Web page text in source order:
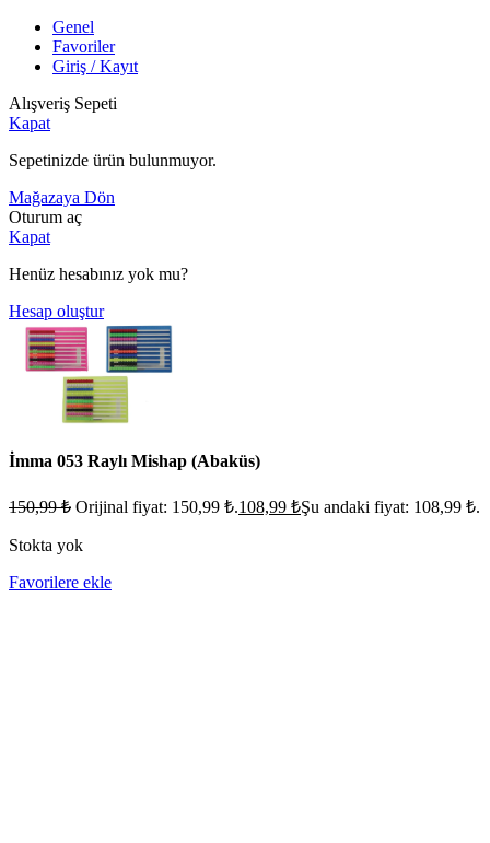
Genel
Favoriler
Giriş / Kayıt
Alışveriş Sepeti
Kapat
Sepetinizde ürün bulunmuyor.
Mağazaya Dön
Oturum aç
Kapat
Henüz hesabınız yok mu?
Hesap oluştur
İmma 053 Raylı Mishap (Abaküs)
150,99₺ Orijinal fiyat: 150,99 ₺.108,99 ₺Şu andaki fiyat: 108,99 ₺.
Stokta yok
Favorilere ekle